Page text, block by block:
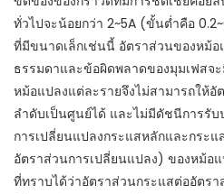
ทั่วไปจะน้อยกว่า 2~5A (ขั้นต่ำคือ
ที่มีขนาดเล็กเช่นนี้ อัตราส่วนของหม้
ธรรมดาและข้อผิดพลาดของมุมเฟส
หม้อแปลงแต่ละรายจึงไม่สามารถให้
ลำดับเป็นศูนย์ได้ และไม่มีดัชนีการรั
การเปลี่ยนแปลงกระแสหลักและกระ
อัตราส่วนการเปลี่ยนแปลง) ของหม้อ
ที่ทราบได้ว่าอัตราส่วนกระแสต่ออัตร